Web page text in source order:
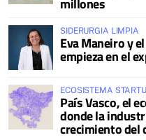
millones
SIDERURGIA LIMPIA
Eva Maneiro y
empieza en el
ECOSISTEMA
País Vasco, el
donde la
crecimiento del